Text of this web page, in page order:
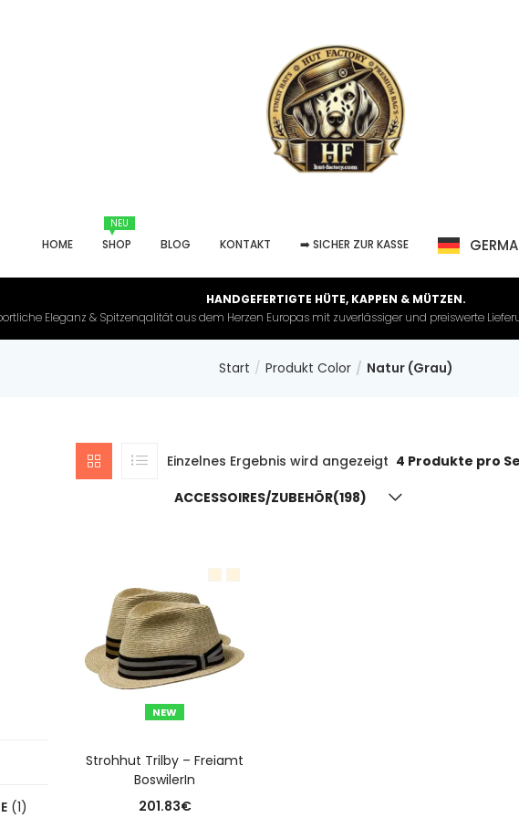
HOME
NEU
SHOP BLOG KONTAKT ➡️ SICHER ZUR KASSE
HANDGEFERTIGTE HÜTE, KAPPEN & MÜTZEN.
Eleganz & Spitzenqalität aus dem Herzen Europas mit zuverlässiger und preiswerte
Start Produkt Color Natur (Grau)
Einzelnes Ergebnis wird angezeigt 4 Produkte pro
ACCESSOIRES/ZUBEHÖR(198)
NEW
Strohhut Trilby – Freiamt
BoswilerIn
201.83€
(1)